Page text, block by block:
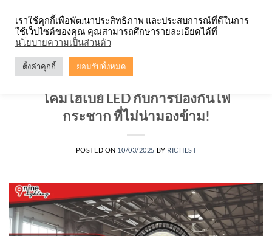
content
โคมไฮเบย์ LED กับการป้องกันไฟ
กระชาก ที่ไม่น่ามองข้าม!
POSTED ON 10/03/2025 BY RICHEST
เราใช้คุกกี้เพื่อพัฒนาประสิทธิภาพ และประสบการณ์ที่ดีในการ
ใช้เว็บไซต์ของคุณ คุณสามารถศึกษารายละเอียดได้ที่
นโยบายความเป็นส่วนตัว
ตั้งค่าคุกกี้ ยอมรับทั้งหมด